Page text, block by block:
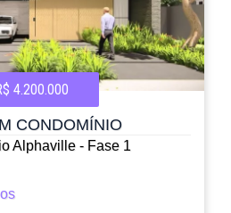
4.200.000
CONDOMÍNIO
Alphaville - Fase 1